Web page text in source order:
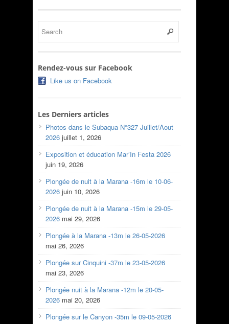
Rendez-vous sur Facebook
Like us on Facebook
Les Derniers articles
Photos dans le Subaqua N°327 Juillet/Aout
2026 juillet 1, 2026
Exposition et éducation Mar’In Festa 2026
juin 19, 2026
Plongée de nuit à la Marana -16m le 10-06-
2026 juin 10, 2026
Plongée de nuit à la Marana -15m le 29-05-
2026 mai 29, 2026
Plongée à la Marana -13m le 26-05-2026
mai 26, 2026
Plongée sur Cinquini -37m le 23-05-2026
mai 23, 2026
Plongée nuit à la Marana -12m le 20-05-
2026 mai 20, 2026
Plongée sur le Canyon -35m le 09-05-2026